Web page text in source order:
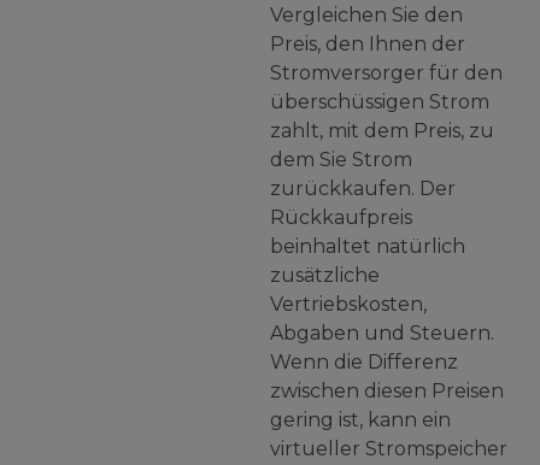
Vergleichen Sie den
Preis, den Ihnen der
Stromversorger für den
überschüssigen Strom
zahlt, mit dem Preis, zu
dem Sie Strom
zurückkaufen. Der
Rückkaufpreis
beinhaltet natürlich
zusätzliche
Vertriebskosten,
Abgaben und Steuern.
Wenn die Differenz
zwischen diesen Preisen
gering ist, kann ein
virtueller Stromspeicher